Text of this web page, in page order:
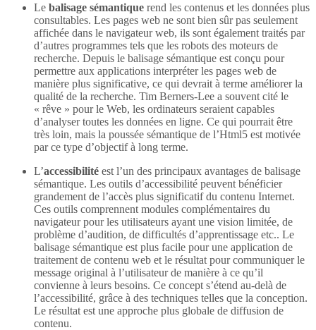
Le balisage sémantique rend les contenus et les données plus
consultables. Les pages web ne sont bien sûr pas seulement
affichée dans le navigateur web, ils sont également traités par
d’autres programmes tels que les robots des moteurs de
recherche. Depuis le balisage sémantique est conçu pour
permettre aux applications interpréter les pages web de
manière plus significative, ce qui devrait à terme améliorer la
qualité de la recherche. Tim Berners-Lee a souvent cité le
« rêve » pour le Web, les ordinateurs seraient capables
d’analyser toutes les données en ligne. Ce qui pourrait être
très loin, mais la poussée sémantique de l’Html5 est motivée
par ce type d’objectif à long terme.
L’accessibilité est l’un des principaux avantages de balisage
sémantique. Les outils d’accessibilité peuvent bénéficier
grandement de l’accès plus significatif du contenu Internet.
Ces outils comprennent modules complémentaires du
navigateur pour les utilisateurs ayant une vision limitée, de
problème d’audition, de difficultés d’apprentissage etc.. Le
balisage sémantique est plus facile pour une application de
traitement de contenu web et le résultat pour communiquer le
message original à l’utilisateur de manière à ce qu’il
convienne à leurs besoins. Ce concept s’étend au-delà de
l’accessibilité, grâce à des techniques telles que la conception.
Le résultat est une approche plus globale de diffusion de
contenu.